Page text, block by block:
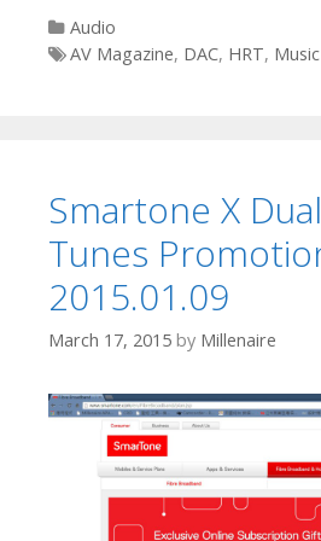
Categories
Audio
Tags
AV Magazine, DAC, HRT,
Smartone X
Tunes
2015.01.09
March 17, 2015 by Millenaire